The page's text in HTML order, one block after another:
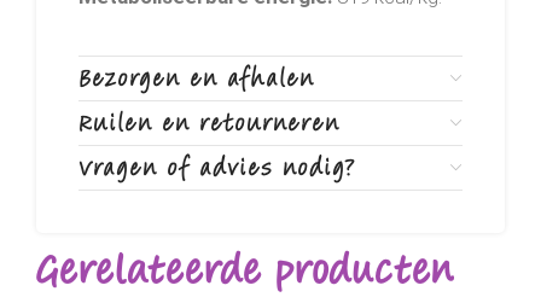
Bezorgen en afhalen
Ruilen en retourneren
Vragen of advies nodig?
Gerelateerde producten